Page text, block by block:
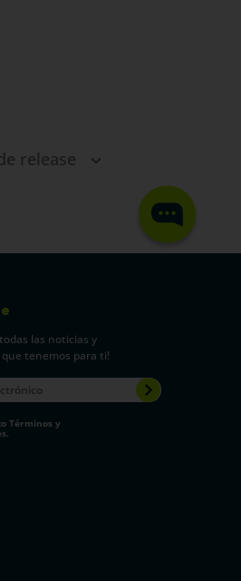
release
las noticias y
tenemos para ti!
Términos y